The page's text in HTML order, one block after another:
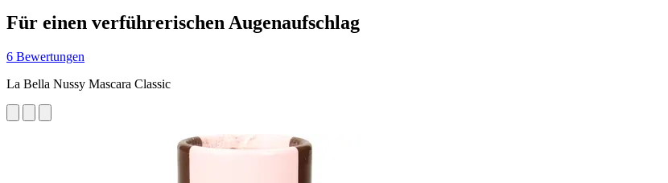
Für einen verführerischen Augenaufschlag
6 Bewertungen
La Bella Nussy Mascara Classic